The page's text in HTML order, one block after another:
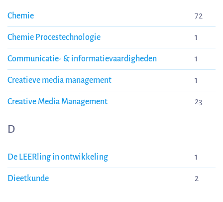
Chemie 72
Chemie Procestechnologie 1
Communicatie- & informatievaardigheden 1
Creatieve media management 1
Creative Media Management 23
D
De LEERling in ontwikkeling 1
Dieetkunde 2